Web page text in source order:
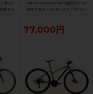
サイク
3速 ピン
SIRRUS 3.0 microSHIFT 油圧DISC 20
22年 クロスバイク Mサイズ サテンクレ
77,000円